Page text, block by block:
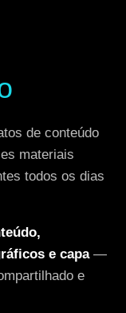
de conteúdo
materiais
todos os dias
e capa—
e